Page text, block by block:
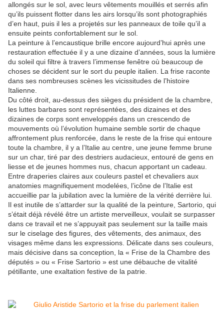
allongés sur le sol, avec leurs vêtements mouillés et serrés afin
qu’ils puissent flotter dans les airs lorsqu’ils sont photographiés
d’en haut, puis il les a projetés sur les panneaux de toile qu’il a
ensuite peints confortablement sur le sol.
La peinture à l’encaustique brille encore aujourd’hui après une
restauration effectuée il y a une dizaine d’années, sous la lumière
du soleil qui filtre à travers l’immense fenêtre où beaucoup de
choses se décident sur le sort du peuple italien. La frise raconte
dans ses nombreuses scènes les vicissitudes de l’histoire
Italienne.
Du côté droit, au-dessus des sièges du président de la chambre,
les luttes barbares sont représentées, des dizaines et des
dizaines de corps sont enveloppés dans un crescendo de
mouvements où l’évolution humaine semble sortir de chaque
affrontement plus renforcée, dans le reste de la frise qui entoure
toute la chambre, il y a l’Italie au centre, une jeune femme brune
sur un char, tiré par des destriers audacieux, entouré de gens en
liesse et de jeunes hommes nus, chacun apportant un cadeau.
Entre draperies claires aux couleurs pastel et chevaliers aux
anatomies magnifiquement modelées, l’icône de l’Italie est
accueillie par la jubilation avec la lumière de la vérité derrière lui.
Il est inutile de s’attarder sur la qualité de la peinture, Sartorio, qui
s’était déjà révélé être un artiste merveilleux, voulait se surpasser
dans ce travail et ne s’appuyait pas seulement sur la taille mais
sur le ciselage des figures, des vêtements, des animaux, des
visages même dans les expressions. Délicate dans ses couleurs,
mais décisive dans sa conception, la « Frise de la Chambre des
députés » ou « Frise Sartorio » est une débauche de vitalité
pétillante, une exaltation festive de la patrie.